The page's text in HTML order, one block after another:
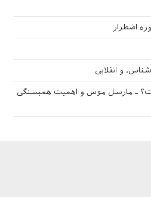
اضطرار
و انقلابی
ـ مارسل موس و اهمیت همبستگی